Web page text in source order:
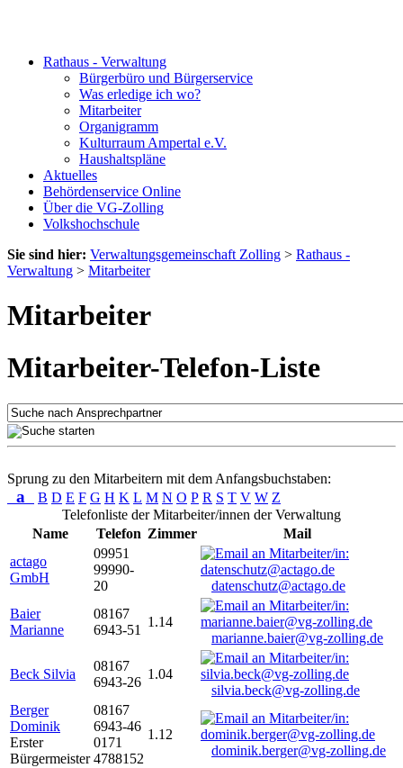
Rathaus - Verwaltung
Bürgerbüro und Bürgerservice
Was erledige ich wo?
Mitarbeiter
Organigramm
Kulturraum Ampertal e.V.
Haushaltspläne
Aktuelles
Behördenservice Online
Über die VG-Zolling
Volkshochschule
Sie sind hier: Verwaltungsgemeinschaft Zolling > Rathaus -
Verwaltung > Mitarbeiter
Mitarbeiter
Mitarbeiter-Telefon-Liste
Sprung zu den Mitarbeitern mit dem Anfangsbuchstaben:
a B D E F G H K L M N O P R S T V W Z
Telefonliste der Mitarbeiter/innen der Verwaltung
Name
Telefon Zimmer
Mail
actago
GmbH
09951
99990-
20
datenschutz@actago.de
Baier
Marianne
08167
6943-51
1.14
marianne.baier@vg-zolling.de
Beck Silvia
08167
6943-26
1.04
silvia.beck@vg-zolling.de
Berger
Dominik
Erster
Bürgermeister
08167
6943-46
0171
4788152
1.12
dominik.berger@vg-zolling.de